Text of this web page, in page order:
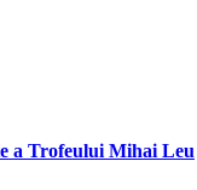
a Trofeului Mihai Leu